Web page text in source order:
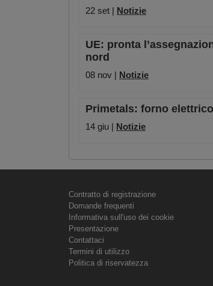
22 set | Notizie
UE: pronta
nord
08 nov | Notizie
Primetals: forno
14 giu | Notizie
Contratto di registrazione
Domande frequenti
Informativa sull'uso dei cookie
Presentazione
Contattaci
Termini di utilizzo
Politica di riservatezza